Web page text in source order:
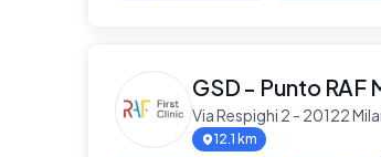
GSD - Punto RAF
Via Respighi 2 - 20122
12.1 km